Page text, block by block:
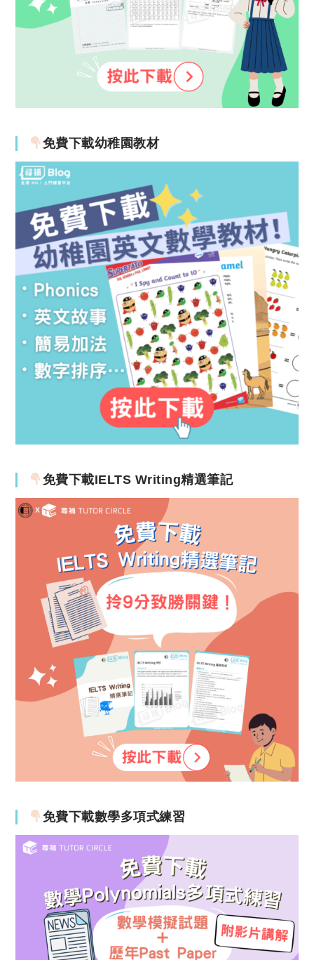
免費下載幼稚園教材
免費下載IELTS Writing精選筆記
免費下載數學多項式練習